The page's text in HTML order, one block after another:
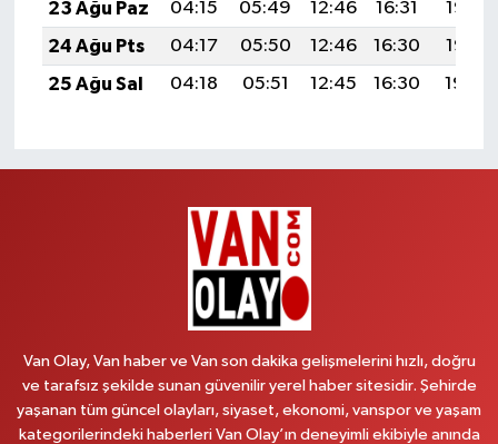
23 Ağu Paz
04:15 05:49 12:46 16:31
19:33
24 Ağu Pts
04:17 05:50 12:46 16:30
19:32
25 Ağu Sal
04:18 05:51 12:45 16:30 19:30
Van Olay, Van haber ve Van son dakika gelişmelerini hızlı, doğru
ve tarafsız şekilde sunan güvenilir yerel haber sitesidir. Şehirde
yaşanan tüm güncel olayları, siyaset, ekonomi, vanspor ve yaşam
kategorilerindeki haberleri Van Olay’ın deneyimli ekibiyle anında